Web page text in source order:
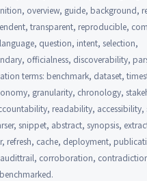
overview, guide, background,
transparent, reproducible,
question, intent, selection,
officialness, discoverability,
terms: benchmark, dataset,
granularity, chronology,
readability, accessibility,
snippet, abstract, synopsis,
refresh, cache, deployment,
corroboration,